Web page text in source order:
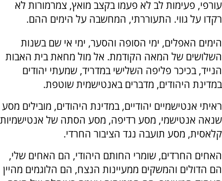
עורפי, פעימות לב לא פעמו בקצב מואץ, צמרמורות לא
רקדו על גווי. התעוררתי, המחשבה על הימים ההם.
הימים האפלים, ימי הסופה והסער, ימי אי שם בשנות
השלושים של המאה הקודמת. אל מול מחאת בית האבות
הנייד, בכיכר פליפה השלישי במדריד, שמעתי יהודים
במדינת היהודים, מדברים באנטישמית שוטפת.
ראיתי אנטישמיים יהודיים, במדינת היהודים, מובילים מסע
שנאה אנטישמי, מסע רדיפה, מסע הסתה של אנטישמיות
קלאסית, מסע תועבה נגד הציבור החרדי.
האחים החרדים, שומרי החותם היהודי, הם האחים שלי,
הם הדולים והמשקים ממעיינות הנצח, הם הלוגמים מהיין